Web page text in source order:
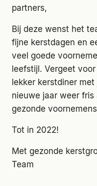
partners,
Bij deze wenst het
fijne kerstdagen en
veel goede
leefstijl. Vergeet
lekker kerstdiner
nieuwe jaar weer
gezonde
Tot in 2022!
Met gezonde
Team